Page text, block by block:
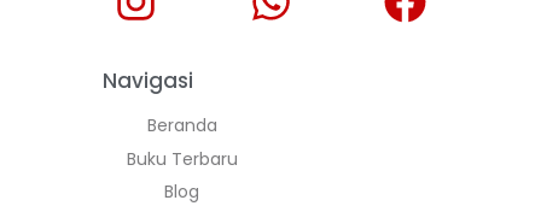
Navigasi
Beranda
Buku Terbaru
Blog